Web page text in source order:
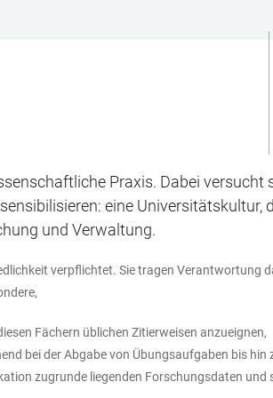
Praxis. Dabei versucht
eine
und Verwaltung.
verpflichtet. Sie tragen Verantwortung
Fächern üblichen Zitierweisen anzueignen,
bei der Abgabe von Übungsaufgaben bis
zugrunde liegenden Forschungsdaten